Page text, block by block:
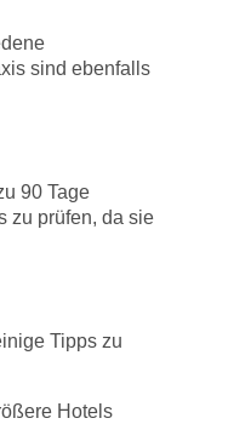
sind ebenfalls
90 Tage
zu prüfen, da sie
Tipps zu
Hotels